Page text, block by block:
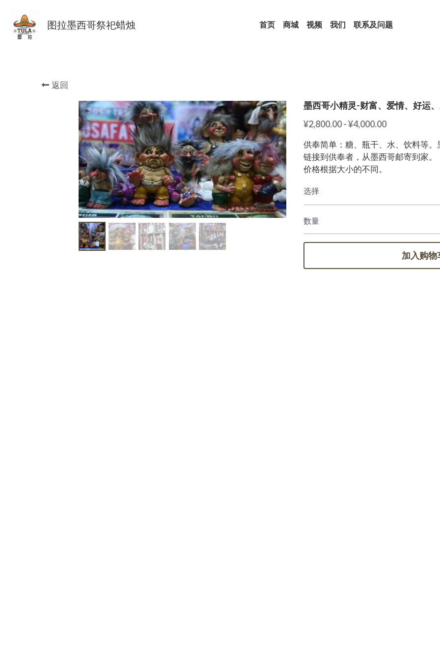
图拉墨西哥祭祀蜡烛 首页 商城 视频 我们 联系及问题
返回
墨西哥小精灵-财富、爱情、好运
¥2,800.00 - ¥4,000.00
供奉简单：糖、瓶干、水、饮料等
链接到供奉者，从墨西哥邮寄到家。
价格根据大小的不同。
选择
数量
加入购物